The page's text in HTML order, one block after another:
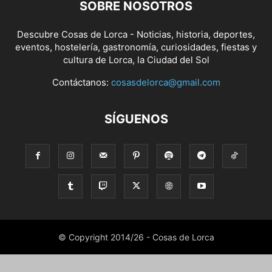
SOBRE NOSOTROS
Descubre Cosas de Lorca - Noticias, historia, deportes,
eventos, hostelería, gastronomía, curiosidades, fiestas y
cultura de Lorca, la Ciudad del Sol
Contáctanos: cosasdelorca@gmail.com
SÍGUENOS
© Copyright 2014/26 - Cosas de Lorca